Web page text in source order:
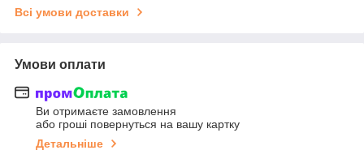
Всі умови доставки
Умови оплати
Ви отримаєте замовлення
або гроші повернуться на вашу картку
Детальніше